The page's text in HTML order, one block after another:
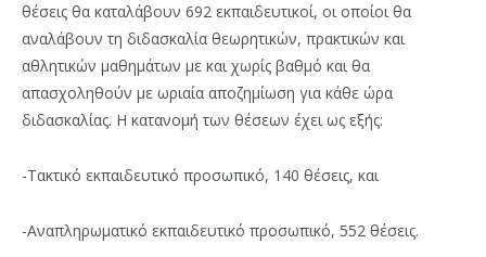
θέσεις θα καταλάβουν 692 εκπαιδευτικοί, οι οποίοι θα
αναλάβουν τη διδασκαλία θεωρητικών, πρακτικών και
αθλητικών μαθημάτων με και χωρίς βαθμό και θα
απασχοληθούν με ωριαία αποζημίωση για κάθε ώρα
διδασκαλίας. Η κατανομή των θέσεων έχει ως εξής:
-Τακτικό εκπαιδευτικό προσωπικό, 140 θέσεις, και
-Αναπληρωματικό εκπαιδευτικό προσωπικό, 552 θέσεις.